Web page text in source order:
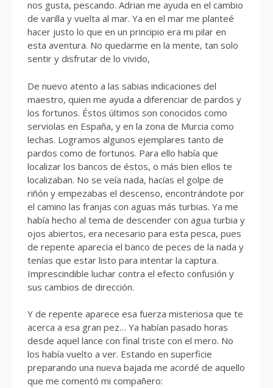
nos gusta, pescando. Adrian me ayuda en el cambio
de varilla y vuelta al mar. Ya en el mar me planteé
hacer justo lo que en un principio era mi pilar en
esta aventura. No quedarme en la mente, tan solo
sentir y disfrutar de lo vivido,
De nuevo atento a las sabias indicaciones del
maestro, quien me ayuda a diferenciar de pardos y
los fortunos. Éstos últimos son conocidos como
serviolas en España, y en la zona de Murcia como
lechas. Logramos algunos ejemplares tanto de
pardos como de fortunos. Para ello había que
localizar los bancos de éstos, o más bien ellos te
localizaban. No se veía nada, hacías el golpe de
riñón y empezabas el descenso, encontrándote por
el camino las franjas con aguas más turbias. Ya me
había hecho al tema de descender con agua turbia y
ojos abiertos, era necesario para esta pesca, pues
de repente aparecía el banco de peces de la nada y
tenías que estar listo para intentar la captura.
Imprescindible luchar contra el efecto confusión y
sus cambios de dirección.
Y de repente aparece esa fuerza misteriosa que te
acerca a esa gran pez… Ya habían pasado horas
desde aquel lance con final triste con el mero. No
los había vuelto a ver. Estando en superficie
preparando una nueva bajada me acordé de aquello
que me comentó mi compañero: